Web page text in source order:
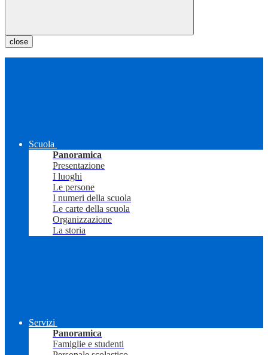
close
Scuola
Panoramica
Presentazione
I luoghi
Le persone
I numeri della scuola
Le carte della scuola
Organizzazione
La storia
Servizi
Panoramica
Famiglie e studenti